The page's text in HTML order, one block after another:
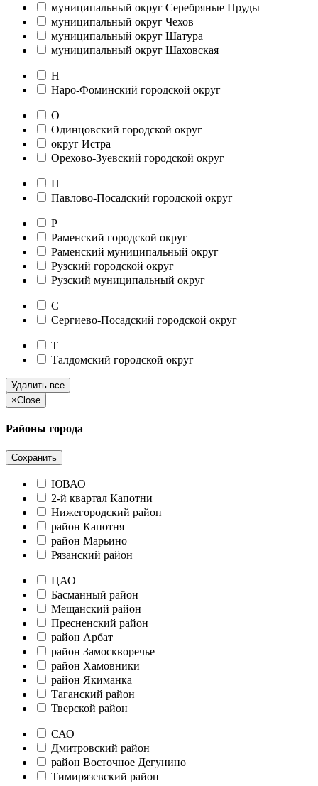
муниципальный округ Серебряные Пруды
муниципальный округ Чехов
муниципальный округ Шатура
муниципальный округ Шаховская
Н
Наро-Фоминский городской округ
О
Одинцовский городской округ
округ Истра
Орехово-Зуевский городской округ
П
Павлово-Посадский городской округ
Р
Раменский городской округ
Раменский муниципальный округ
Рузский городской округ
Рузский муниципальный округ
С
Сергиево-Посадский городской округ
Т
Талдомский городской округ
Удалить все
×Close
Районы города
Сохранить
ЮВАО
2-й квартал Капотни
Нижегородский район
район Капотня
район Марьино
Рязанский район
ЦАО
Басманный район
Мещанский район
Пресненский район
район Арбат
район Замоскворечье
район Хамовники
район Якиманка
Таганский район
Тверской район
САО
Дмитровский район
район Восточное Дегунино
Тимирязевский район